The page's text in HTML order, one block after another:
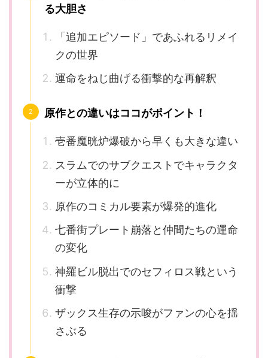
る大胆さ
「追加エピソード」であふれるリメイ
クの世界
運命をねじ曲げる衝撃的な再解釈
原作との違いはココがポイント！
壱番魔晄炉爆破から早くも大きな違い
スラムでのサブクエストでキャラクタ
ーが立体的に
原作のコミカル要素が爆発的進化
七番街プレート崩落と仲間たちの運命
の変化
神羅ビル脱出でのセフィロス戦という
衝撃
ザックス生存の示唆がファンの心を揺
さぶる